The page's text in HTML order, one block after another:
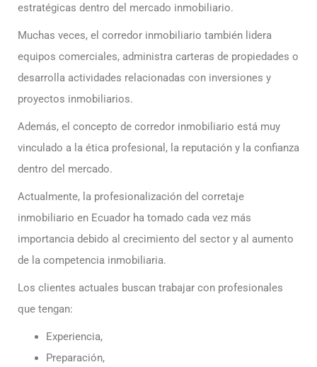
estratégicas dentro del mercado inmobiliario.
Muchas veces, el corredor inmobiliario también lidera
equipos comerciales, administra carteras de propiedades o
desarrolla actividades relacionadas con inversiones y
proyectos inmobiliarios.
Además, el concepto de corredor inmobiliario está muy
vinculado a la ética profesional, la reputación y la confianza
dentro del mercado.
Actualmente, la profesionalización del corretaje
inmobiliario en Ecuador ha tomado cada vez más
importancia debido al crecimiento del sector y al aumento
de la competencia inmobiliaria.
Los clientes actuales buscan trabajar con profesionales
que tengan:
Experiencia,
Preparación,